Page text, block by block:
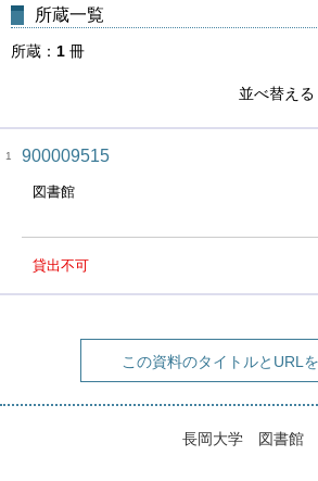
所蔵一覧
所蔵 1 冊
並べ替える
1 900009515
図書館
貸出不可
この資料のタイトルとURL
長岡大学 図書館